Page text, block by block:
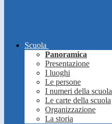
Scuola
Panoramica
Presentazione
I luoghi
Le persone
I numeri della scuola
Le carte della scuola
Organizzazione
La storia